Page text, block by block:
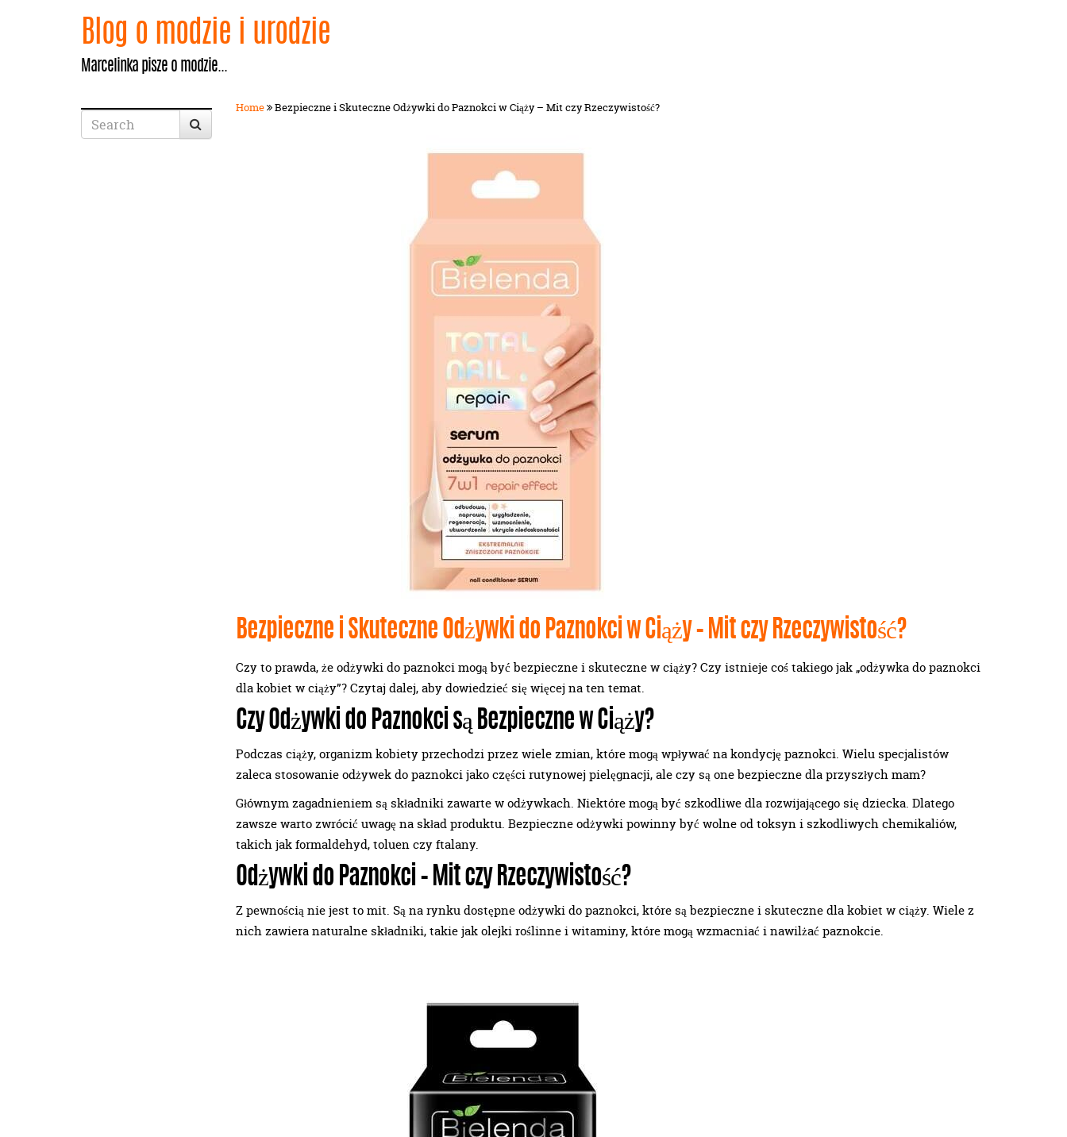
Blog o modzie i urodzie
Marcelinka pisze o modzie...
Home Bezpieczne i Skuteczne Odżywki do Paznokci w Ciąży – Mit czy Rzeczywistość?
Bezpieczne i Skuteczne Odżywki do Paznokci w Ciąży – Mit czy Rzeczywistość?
Czy to prawda, że odżywki do paznokci mogą być bezpieczne i skuteczne w ciąży? Czy istnieje coś takiego jak „odżywka do paznokci
dla kobiet w ciąży”? Czytaj dalej, aby dowiedzieć się więcej na ten temat.
Czy Odżywki do Paznokci są Bezpieczne w Ciąży?
Podczas ciąży, organizm kobiety przechodzi przez wiele zmian, które mogą wpływać na kondycję paznokci. Wielu specjalistów
zaleca stosowanie odżywek do paznokci jako części rutynowej pielęgnacji, ale czy są one bezpieczne dla przyszłych mam?
Głównym zagadnieniem są składniki zawarte w odżywkach. Niektóre mogą być szkodliwe dla rozwijającego się dziecka. Dlatego
zawsze warto zwrócić uwagę na skład produktu. Bezpieczne odżywki powinny być wolne od toksyn i szkodliwych chemikaliów,
takich jak formaldehyd, toluen czy ftalany.
Odżywki do Paznokci – Mit czy Rzeczywistość?
Z pewnością nie jest to mit. Są na rynku dostępne odżywki do paznokci, które są bezpieczne i skuteczne dla kobiet w ciąży. Wiele z
nich zawiera naturalne składniki, takie jak olejki roślinne i witaminy, które mogą wzmacniać i nawilżać paznokcie.